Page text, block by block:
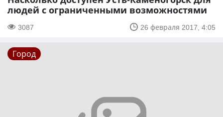
людей с ограниченными возможностями
3087 26 февраля 2017, 4:05
Город